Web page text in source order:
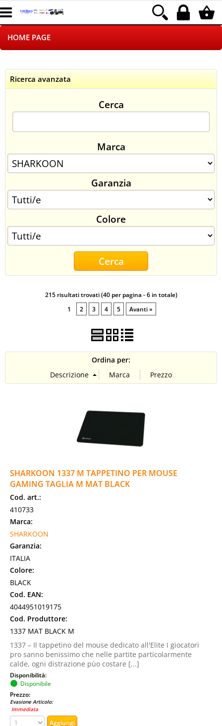
HOME PAGE
LOGISTICA
NEGOZI ON LINE
SINCRONIZZATI CON NOI
SPEDIZIONI
CONTATTI
Ricerca avanzata
Cerca
Marca
Garanzia
Colore
215 risultati trovati (40 per pagina - 6 in totale)
1
2 3 4 5 Avanti »
Ordina per:
SHARKOON 1337 M TAPPETINO PER MOUSE
GAMING TAGLIA M MAT BLACK
Cod. art.:
410733
Marca:
SHARKOON
Garanzia:
ITALIA
Colore:
BLACK
Cod. EAN:
4044951019175
Cod. Produttore:
1337 MAT BLACK M
1337 – Il tappetino del mouse dedicato all'Elite I giocatori
pro sanno benissimo che nelle partite particolarmente
calde, ogni distrazione pùo costare [...]
Disponibilità:
Disponibile
Prezzo:
Evasione Articolo:
Immediata